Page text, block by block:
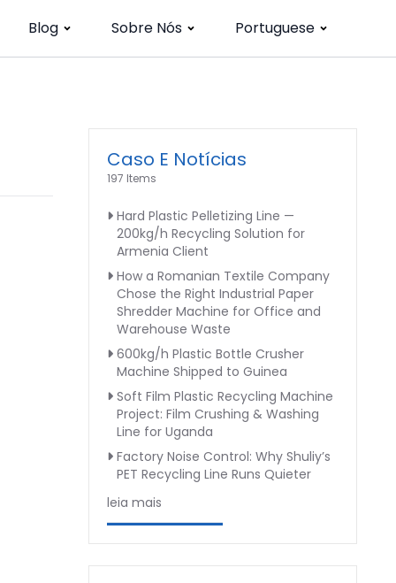
Blog Sobre Nós Portuguese
Caso E Notícias
197 Items
Hard Plastic Pelletizing Line —
200kg/h Recycling Solution for
Armenia Client
How a Romanian Textile Company
Chose the Right Industrial Paper
Shredder Machine for Office and
Warehouse Waste
600kg/h Plastic Bottle Crusher
Machine Shipped to Guinea
Soft Film Plastic Recycling Machine
Project: Film Crushing & Washing
Line for Uganda
Factory Noise Control: Why Shuliy’s
PET Recycling Line Runs Quieter
leia mais